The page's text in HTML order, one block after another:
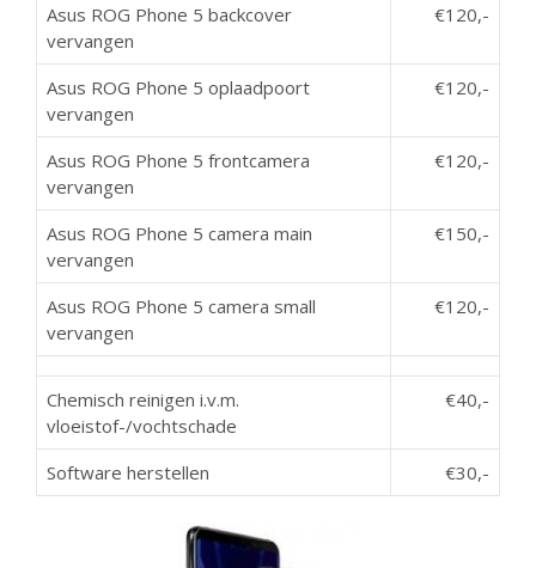
Asus ROG Phone 5 backcover
vervangen
€120,-
Asus ROG Phone 5 oplaadpoort
vervangen
€120,-
Asus ROG Phone 5 frontcamera
vervangen
€120,-
Asus ROG Phone 5 camera main
vervangen
€150,-
Asus ROG Phone 5 camera small
vervangen
€120,-
Chemisch reinigen i.v.m.
vloeistof-/vochtschade
€40,-
Software herstellen €30,-